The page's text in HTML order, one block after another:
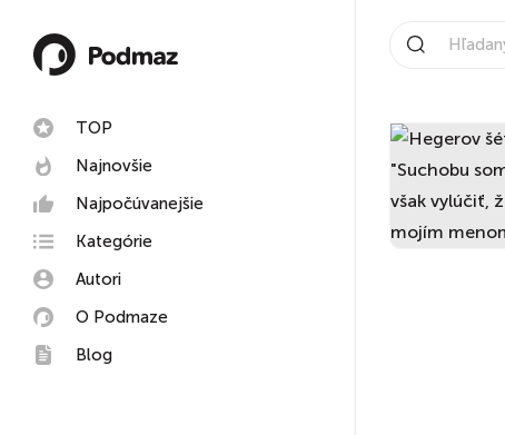
TOP
Najnovšie
Najpočúvanejšie
Kategórie
Autori
O Podmaze
Blog